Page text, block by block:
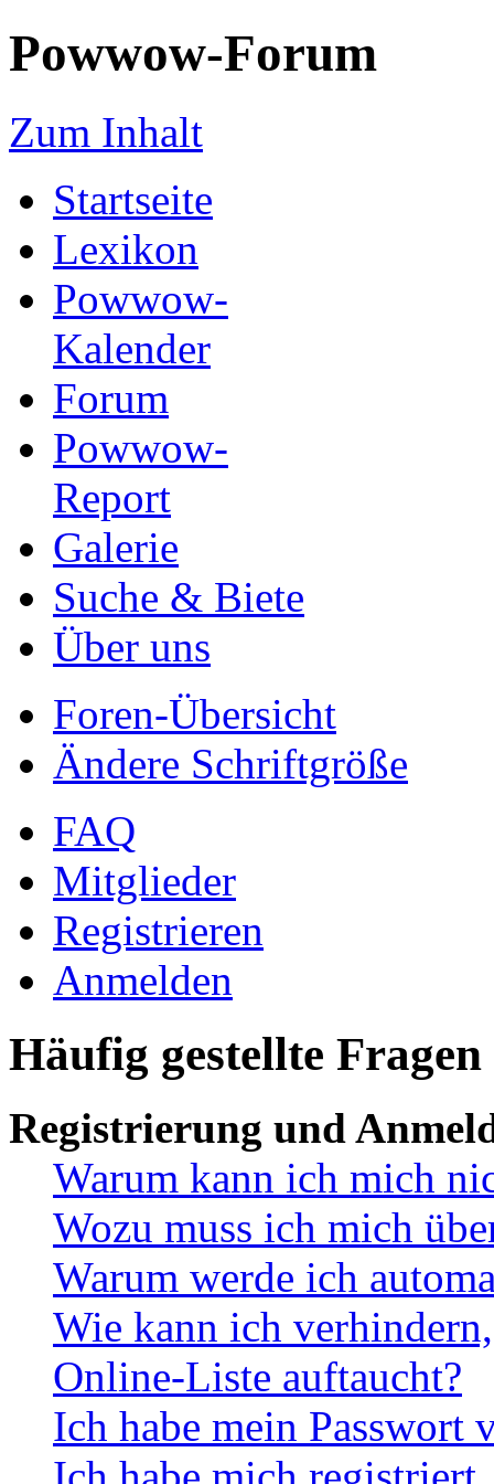
Powwow-Forum
Zum Inhalt
Startseite
Lexikon
Powwow-
Kalender
Forum
Powwow-
Report
Galerie
Suche & Biete
Über uns
Foren-Übersicht
Ändere Schriftgröße
FAQ
Mitglieder
Registrieren
Anmelden
Häufig gestellte Fragen
Registrierung und
Warum kann ich mich
Wozu muss ich mich
Warum werde ich
Wie kann ich
Online-Liste auftaucht?
Ich habe mein Passwort